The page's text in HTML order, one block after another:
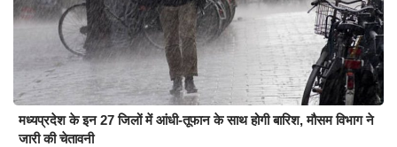
मध्यप्रदेश के इन 27 जिलों में आंधी-तूफान के साथ होगी बारिश, मौसम विभाग ने
जारी की चेतावनी